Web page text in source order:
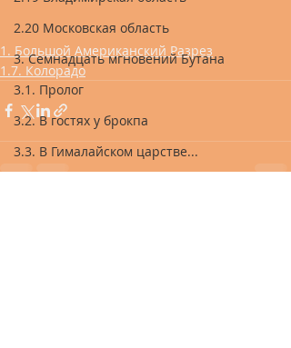
2.20 Московская область
3. Семнадцать мгновений Бутана
3.1. Пролог
3.2. В гостях у брокпа
3.3. В Гималайском царстве...
1. Большой Американский Разрез
1.7. Колорадо